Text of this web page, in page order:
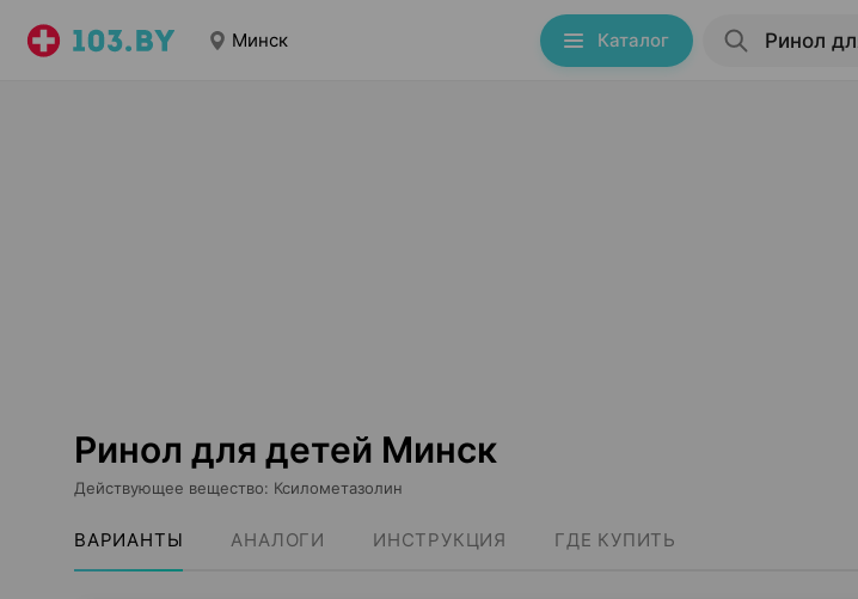
Минск Каталог
Ринол для детей Минск
Действующее вещество: Ксилометазолин
ВАРИАНТЫ АНАЛОГИ ИНСТРУКЦИЯ ГДЕ КУПИТЬ